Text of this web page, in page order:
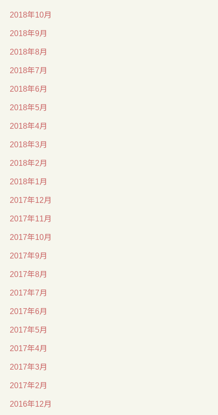
2018年10月
2018年9月
2018年8月
2018年7月
2018年6月
2018年5月
2018年4月
2018年3月
2018年2月
2018年1月
2017年12月
2017年11月
2017年10月
2017年9月
2017年8月
2017年7月
2017年6月
2017年5月
2017年4月
2017年3月
2017年2月
2016年12月